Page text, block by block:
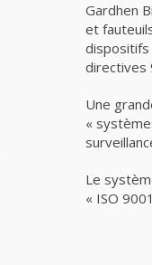
Gardhen
et
dispositifs
directives
Une
«
Le
« ISO